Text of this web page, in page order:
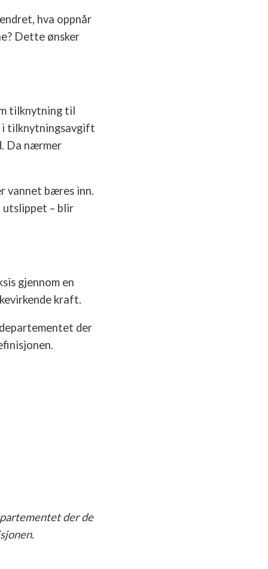
hva oppnår
Dette ønsker
tilknytning til
i tilknytningsavgift
Da nærmer
vannet bæres inn.
utslippet – blir
gjennom en
kraft.
der
der de